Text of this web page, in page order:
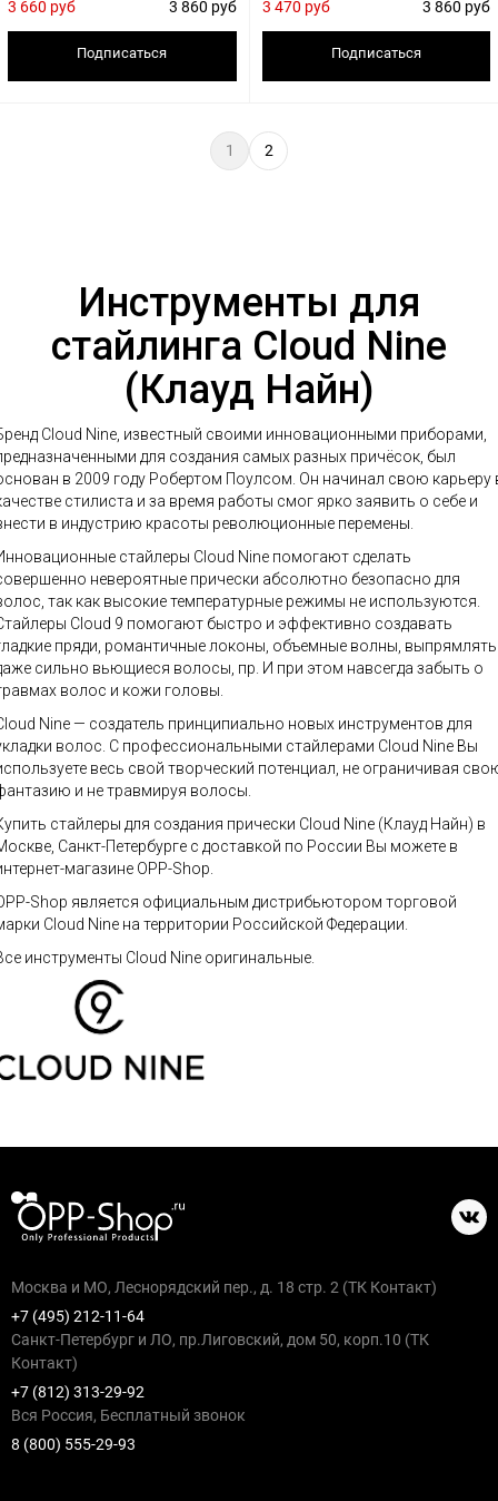
3 860 руб
3 660 руб
Подписаться
3 860 руб
3 470 руб
Подписаться
1 2
Инструменты для
стайлинга Cloud Nine
(Клауд Найн)
Cloud Nine, известный своими инновационными приборами,
для создания самых разных причёсок, был
в 2009 году Робертом Поулсом. Он начинал свою карьеру
стилиста и за время работы смог ярко заявить о себе и
в индустрию красоты революционные перемены.
стайлеры Cloud Nine помогают сделать
невероятные прически абсолютно безопасно для
так как высокие температурные режимы не используются.
Cloud 9 помогают быстро и эффективно создавать
пряди, романтичные локоны, объемные волны, выпрямлять
сильно вьющиеся волосы, пр. И при этом навсегда забыть о
волос и кожи головы.
Nine — создатель принципиально новых инструментов для
волос. C профессиональными стайлерами Cloud Nine Вы
весь свой творческий потенциал, не ограничивая
и не травмируя волосы.
стайлеры для создания прически Cloud Nine (Клауд Найн) в
Санкт-Петербурге с доставкой по России Вы можете в
магазине OPP-Shop.
Shop является официальным дистрибьютором торговой
Cloud Nine на территории Российской Федерации.
инструменты Cloud Nine оригинальные.
Москва и МО, Леснорядский пер., д. 18 стр. 2 (ТК Контакт)
+7 (495) 212-11-64
Санкт-Петербург и ЛО, пр.Лиговский, дом 50, корп.10 (ТК
Контакт)
+7 (812) 313-29-92
Вся Россия, Бесплатный звонок
8 (800) 555-29-93